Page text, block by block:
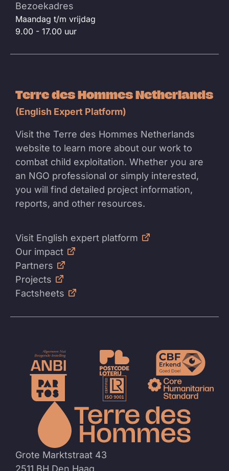
Bezoekadres
Maandag t/m vrijdag
9.00 - 17.00 uur
Terre des Hommes Netherlands
(English Expert Platform)
Visit the Terre des Hommes Netherlands
website to learn more about our work to
combat child exploitation. Whether you are
an NGO professional or simply interested,
you will find detailed project information,
reports, and other resources.
Visit English expert platform
Our impact
Partners
Projects
Factsheets
Grote Marktstraat 43
2511 BH Den Haag